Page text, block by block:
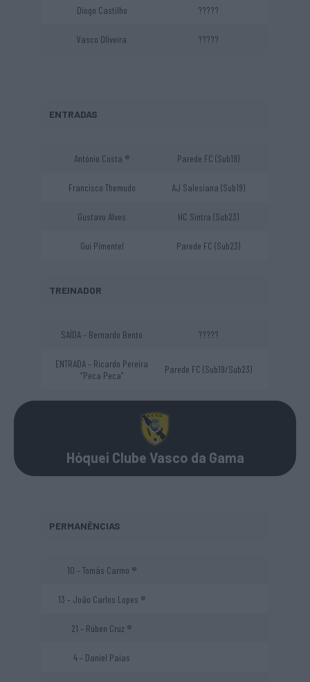
Diogo Castilho ?????
Vasco Oliveira ?????
ENTRADAS
António Costa ® Parede FC (Sub19)
Francisco Themudo AJ Salesiana (Sub19)
Gustavo Alves HC Sintra (Sub23)
Gui Pimentel Parede FC (Sub23)
TREINADOR
SAÍDA – Bernardo Bento ?????
ENTRADA – Ricardo Pereira
“Peca Peca”
Parede FC (Sub19/Sub23)
Hóquei Clube Vasco da Gama
PERMANÊNCIAS
10 – Tomás Carmo ®
13 – João Carlos Lopes ®
21 – Rúben Cruz ®
4 – Daniel Paias